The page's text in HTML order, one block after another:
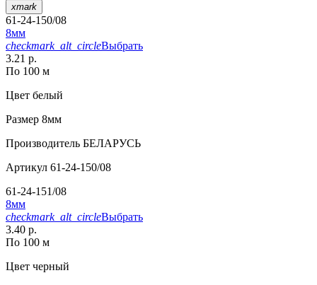
xmark
61-24-150/08
8мм
checkmark_alt_circleВыбрать
3.21 р.
По 100 м
Цвет белый
Размер 8мм
Производитель БЕЛАРУСЬ
Артикул 61-24-150/08
61-24-151/08
8мм
checkmark_alt_circleВыбрать
3.40 р.
По 100 м
Цвет черный